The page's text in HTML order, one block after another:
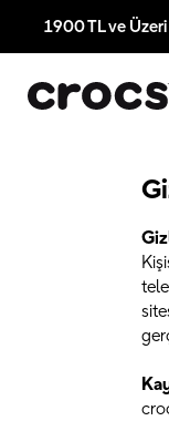
1900 TL ve